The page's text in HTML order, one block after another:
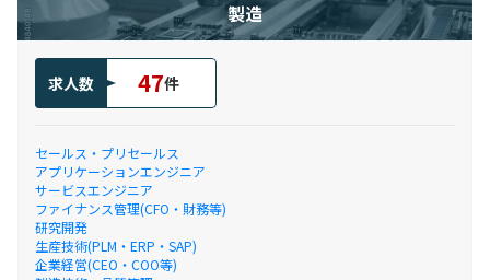
製造
求人数 47件
セールス・プリセールス
アプリケーションエンジニア
サービスエンジニア
ファイナンス管理(CFO・財務等)
研究開発
生産技術(PLM・ERP・SAP)
企業経営(CEO・COO等)